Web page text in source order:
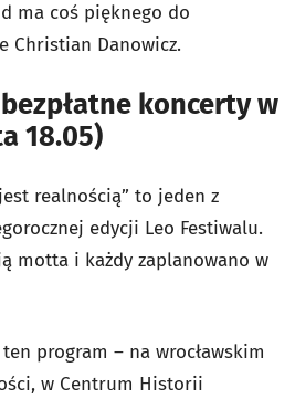
ma coś pięknego do
Christian Danowicz.
koncerty w
18.05)
realnością” to jeden z
edycji Leo Festiwalu.
motta i każdy zaplanowano w
program – na wrocławskim
w Centrum Historii